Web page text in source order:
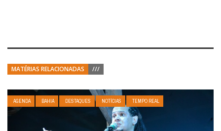
MATÉRIAS RELACIONADAS ///
AGENDA BAHIA DESTAQUES NOTÍCIAS TEMPO REAL